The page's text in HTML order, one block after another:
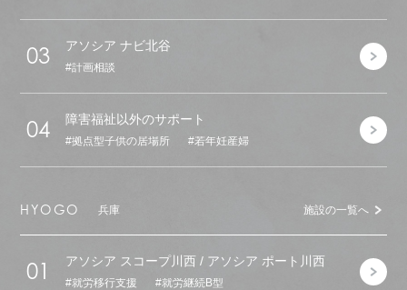
03 アソシア ナビ北谷
計画相談
04 障害福祉以外のサポート
拠点型子供の居場所 若年妊産婦
HYOGO 兵庫 施設の一覧へ
01 アソシア スコープ川西 / アソシア ポート川西
就労移行支援 就労継続B型